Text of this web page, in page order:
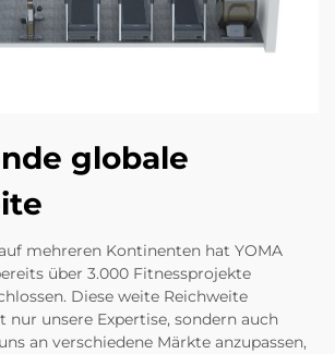
globale
mehreren Kontinenten hat YOMA
über 3.000 Fitnessprojekte
Diese weite Reichweite
unsere Expertise, sondern auch
an verschiedene Märkte anzupassen,